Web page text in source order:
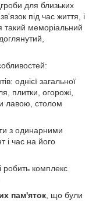
для близьких
під час життя, і
такий меморіальний
однієї загальної
плитки, огорожі,
лавою, столом
з одинарними
і час на його
робить комплекс
пам'яток, що були